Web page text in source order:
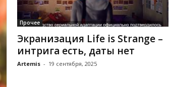
Прочее
Экранизация Life is Strange –
интрига есть, даты нет
Artemis - 19 сентября, 2025